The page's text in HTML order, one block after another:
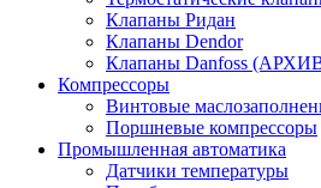
Клапаны Ридан
Клапаны Dendor
Клапаны Danfoss
Компрессоры
Винтовые
Поршневые компрессоры
Промышленная автоматика
Датчики температуры